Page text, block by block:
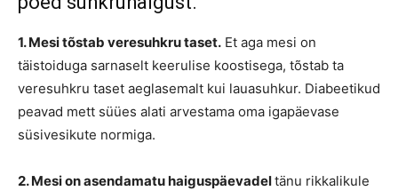
1. Mesi tõstab veresuhkru taset. Et aga mesi on
täistoiduga sarnaselt keerulise koostisega, tõstab ta
veresuhkru taset aeglasemalt kui lauasuhkur. Diabeetikud
peavad mett süües alati arvestama oma igapäevase
süsivesikute normiga.
2. Mesi on asendamatu haiguspäevadeltänu rikkalikule